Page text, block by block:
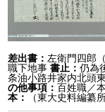
差出書： 左衛門四郎
職下地事 書止：仍為
条油小路井家内北頭東
の他事項：百姓職／
本：
（東大史料編纂